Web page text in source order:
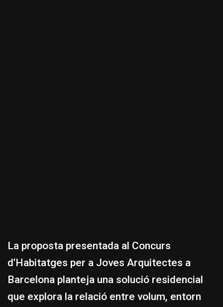
La proposta presentada al Concurs
d’Habitatges per a Joves Arquitectes a
Barcelona planteja una solució residencial
que explora la relació entre volum, entorn